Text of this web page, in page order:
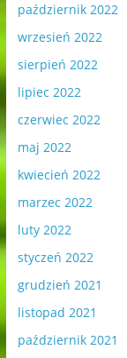
październik 2022
wrzesień 2022
sierpień 2022
lipiec 2022
czerwiec 2022
maj 2022
kwiecień 2022
marzec 2022
luty 2022
styczeń 2022
grudzień 2021
listopad 2021
październik 2021